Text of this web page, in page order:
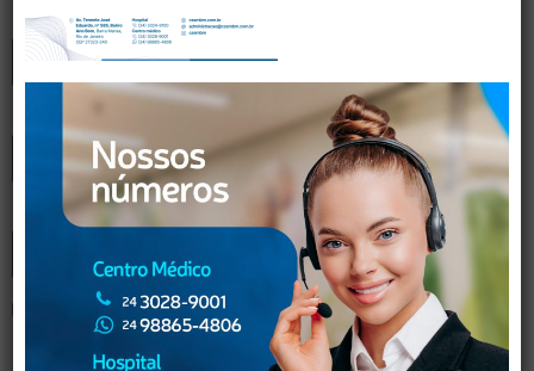
Nome*
E-mail
Salvar meus dados neste navegador para a próxima
vez que eu comentar.